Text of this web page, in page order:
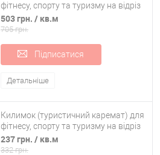
фітнесу, спорту та туризму на відріз
двошаровий OSPORT Lite 16мм (OF-
0221)
503 грн. / кв.м
705 грн.
Підписатися
Детальніше
Килимок (туристичний каремат) для
фітнесу, спорту та туризму на відріз
одношаровий OSPORT Lite 10мм (OF-
0225)
237 грн. / кв.м
332 грн.